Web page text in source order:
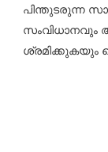
പിന്തുടരുന്ന
സംവിധാനവും
ശ്രമിക്കുകയും